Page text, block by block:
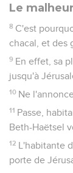
Le
8 C'est
chacal, et des
9 En effet, sa
jusqu'à
10 Ne
11 Passe,
Beth-Haëtsel
12 L'habitante
porte de